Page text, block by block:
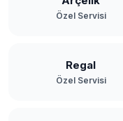
Özel Servisi
Regal
Özel Servisi